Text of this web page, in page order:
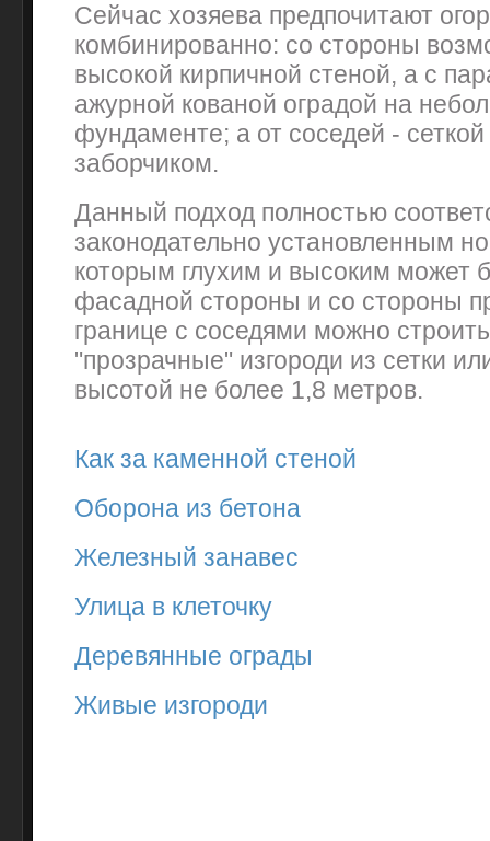
Сейчас хозяева предпочитают
комбинированно: со стороны
высокой кирпичной стеной, а с
ажурной кованой оградой на
фундаменте; а от соседей -
заборчиком.
Данный подход полностью
законодательно установленным
которым глухим и высоким может
фасадной стороны и со стороны
границе с соседями можно
"прозрачные" изгороди из сетки
высотой не более 1,8 метров.
Как за каменной стеной
Оборона из бетона
Железный занавес
Улица в клеточку
Деревянные ограды
Живые изгороди